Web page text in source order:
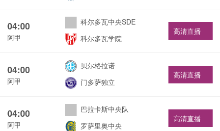
04:00
阿甲
科尔多瓦中央SDE
科尔多瓦学院
高清直播
04:00
阿甲
贝尔格拉诺
门多萨独立
高清直播
04:00
阿甲
巴拉卡斯中央队
罗萨里奥中央
高清直播